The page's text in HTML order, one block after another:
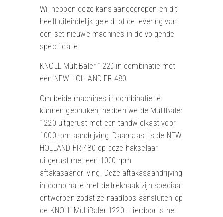
Wij hebben deze kans aangegrepen en dit
heeft uiteindelijk geleid tot de levering van
een set nieuwe machines in de volgende
specificatie:
KNOLL MultiBaler 1220 in combinatie met
een NEW HOLLAND FR 480
Om beide machines in combinatie te
kunnen gebruiken, hebben we de MulitBaler
1220 uitgerust met een tandwielkast voor
1000 tpm aandrijving. Daarnaast is de NEW
HOLLAND FR 480 op deze hakselaar
uitgerust met een 1000 rpm
aftakasaandrijving. Deze aftakasaandrijving
in combinatie met de trekhaak zijn speciaal
ontworpen zodat ze naadloos aansluiten op
de KNOLL MultiBaler 1220. Hierdoor is het